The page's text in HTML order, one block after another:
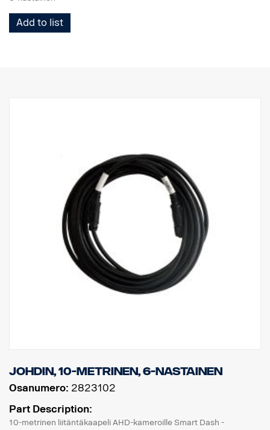
Add to list
johdin, 10-metrinen, 6-nastainen
Osanumero: 2823102
Part Description:
10-metrinen liitäntäkaapeli AHD-kameroille Smart Dash -